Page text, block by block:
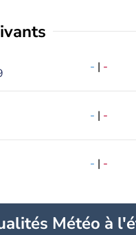
- | -
- | -
- | -
Météo à